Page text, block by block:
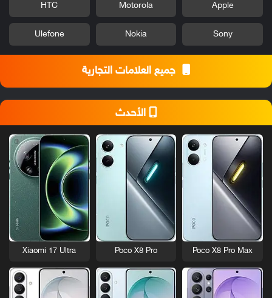
Apple
Motorola
HTC
Sony
Nokia
Ulefone
جميع العلامات التجارية
الأحدث
Poco X8 Pro Max
Poco X8 Pro
Xiaomi 17 Ultra